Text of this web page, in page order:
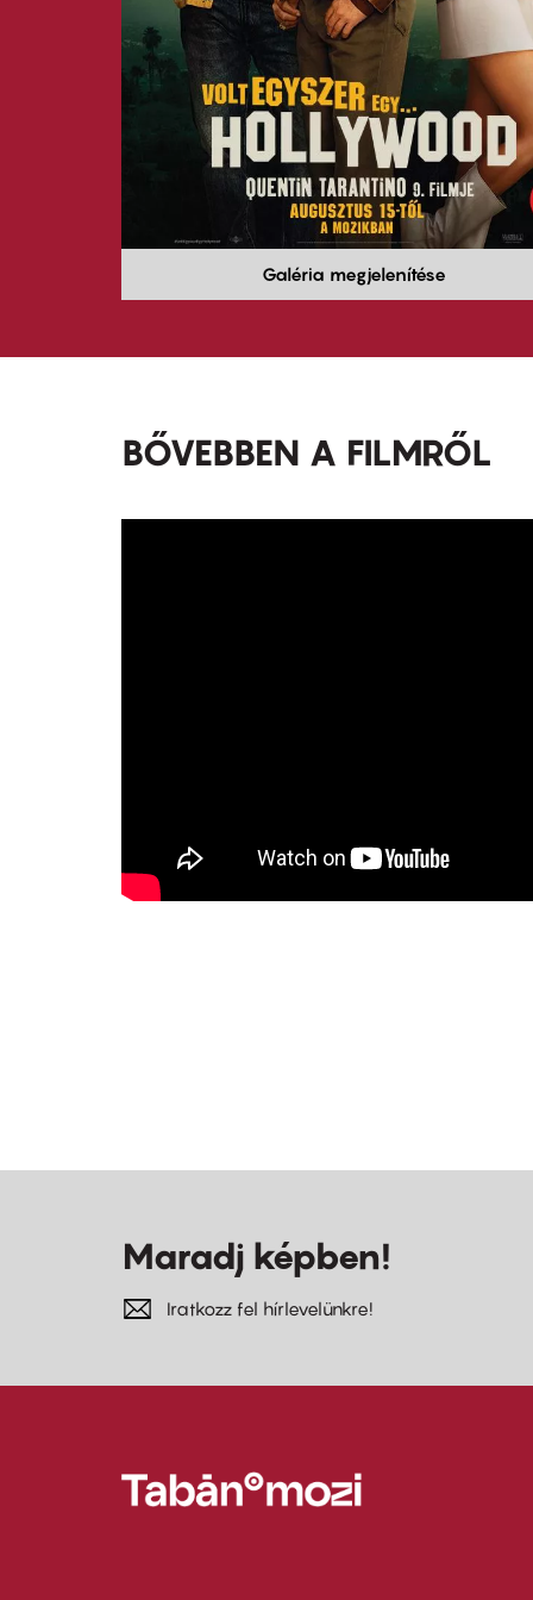
Galéria megjelenítése
BŐVEBBEN A FILMRŐL
Maradj képben!
Iratkozz fel hírlevelünkre!